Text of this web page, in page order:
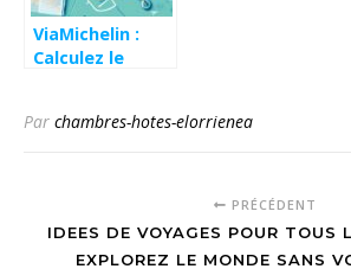
ViaMichelin :
Calculez le
economiser
Par chambres-hotes-elorrienea
PRÉCÉDENT
IDEES DE VOYAGES POUR TOUS
EXPLOREZ LE MONDE SANS